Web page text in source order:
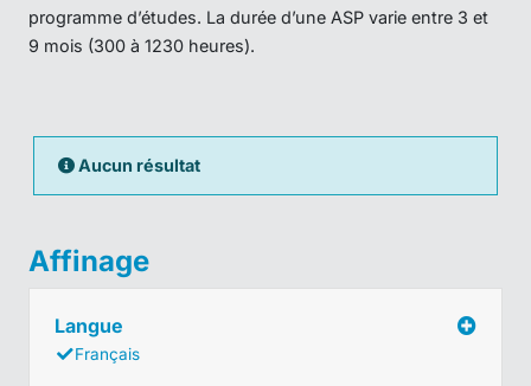
programme d’études. La durée d’une ASP varie entre 3 et
9 mois (300 à 1230 heures).
Aucun résultat
Affinage
Langue
Français